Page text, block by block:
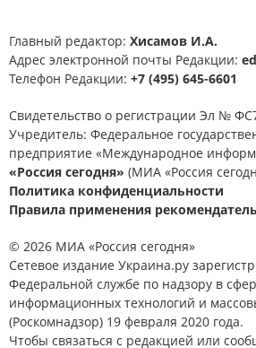
Главный редактор: Хисамов И.А.
Адрес электронной почты Редакции:
Телефон Редакции: +7 (495) 645-6601
Свидетельство о регистрации Эл №
Учредитель: Федеральное
предприятие «Международное
«Россия сегодня» (МИА «Россия
Политика конфиденциальности
Правила применения
© 2026 МИА «Россия сегодня»
Сетевое издание Украина.ру
Федеральной службе по надзору в
информационных технологий и
(Роскомнадзор) 19 февраля 2020 года.
Чтобы связаться с редакцией или